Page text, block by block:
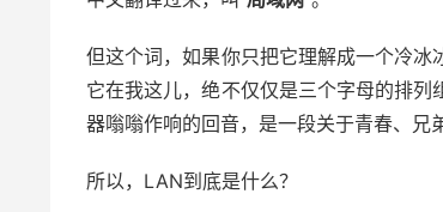
但这个词，如果你只把它理解成一个冷冰
它在我这儿，绝不仅仅是三个字母的排
器嗡嗡作响的回音，是一段关于青春、兄
所以，LAN到底是什么？